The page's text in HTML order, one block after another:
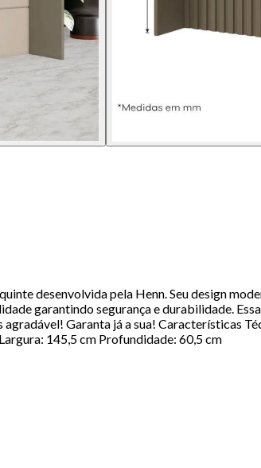
desenvolvida pela Henn. Seu design
garantindo segurança e durabilidade.
Garanta já a sua! Características
145,5 cm Profundidade: 60,5 cm